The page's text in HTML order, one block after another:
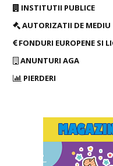
INSTITUTII PUBLICE
AUTORIZATII DE MEDIU
FONDURI EUROPENE SI
ANUNTURI AGA
PIERDERI